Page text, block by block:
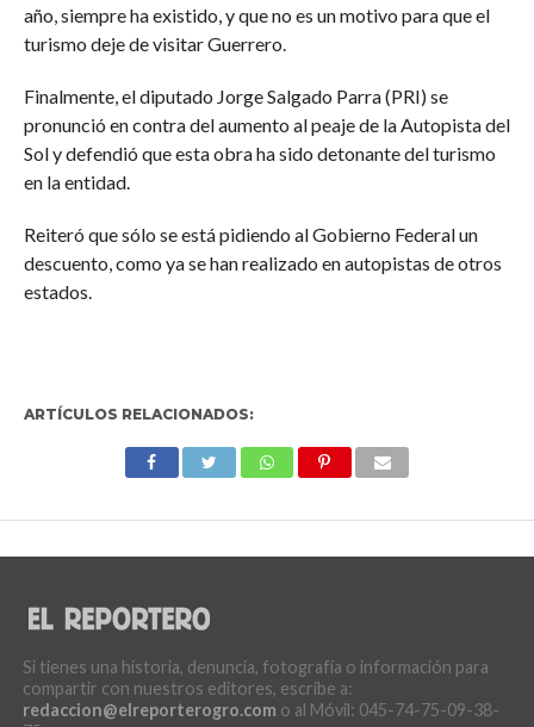
año, siempre ha existido, y que no es un motivo para que el
turismo deje de visitar Guerrero.
Finalmente, el diputado Jorge Salgado Parra (PRI) se
pronunció en contra del aumento al peaje de la Autopista del
Sol y defendió que esta obra ha sido detonante del turismo
en la entidad.
Reiteró que sólo se está pidiendo al Gobierno Federal un
descuento, como ya se han realizado en autopistas de otros
estados.
ARTÍCULOS RELACIONADOS:
Si tienes una historia, denuncia, fotografía o información para
compartir con nuestros editores, escribe a:
redaccion@elreporterogro.com o al Móvil: 045-74-75-09-38-